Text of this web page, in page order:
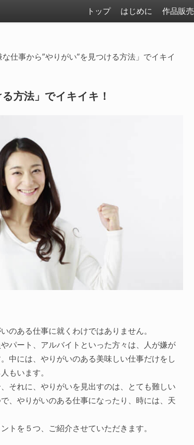
トップ はじめに 作品販売
な仕事から”やりがい”を見つける方法」でイキイ
方法」でイキイキ！
のある仕事に就くわけではありません。
パート、アルバイトといった方々は、人が嫌が
中には、やりがいのある美味しい仕事だけをし
もいます。
それに、やりがいを見出すのは、とても難しい
、やりがいのある仕事になったり、時には、天
トを５つ、ご紹介させていただきます。